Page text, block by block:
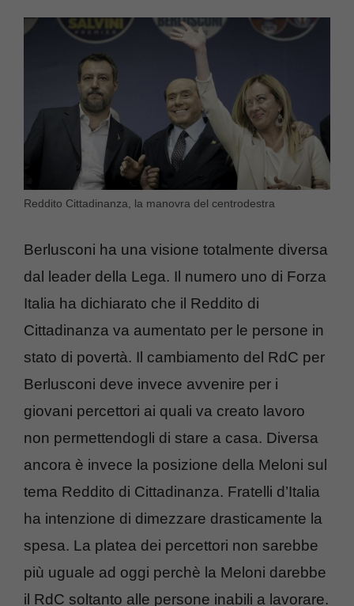
Reddito Cittadinanza, la manovra del centrodestra
Berlusconi ha una visione totalmente diversa
dal leader della Lega. Il numero uno di Forza
Italia ha dichiarato che il Reddito di
Cittadinanza va aumentato per le persone in
stato di povertà. Il cambiamento del RdC per
Berlusconi deve invece avvenire per i
giovani percettori ai quali va creato lavoro
non permettendogli di stare a casa. Diversa
ancora è invece la posizione della Meloni sul
tema Reddito di Cittadinanza. Fratelli d’Italia
ha intenzione di dimezzare drasticamente la
spesa. La platea dei percettori non sarebbe
più uguale ad oggi perchè la Meloni darebbe
il RdC soltanto alle persone inabili a lavorare.